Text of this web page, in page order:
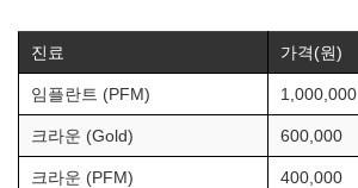
진료 가격(원)
임플란트 (PFM) 1,000,000
크라운 (Gold) 600,000
크라운 (PFM) 400,000